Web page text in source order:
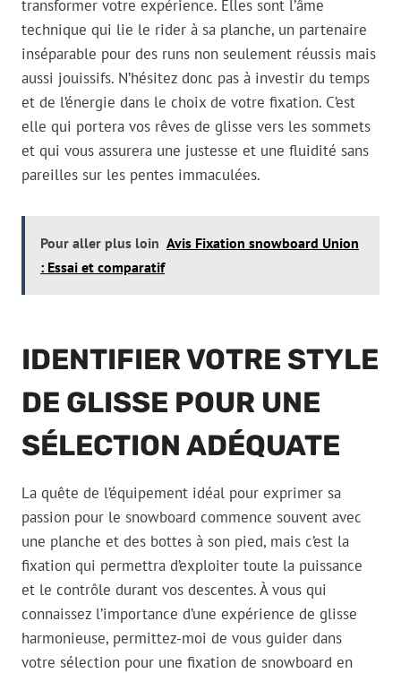
transformer votre expérience. Elles sont l’âme
technique qui lie le rider à sa planche, un partenaire
inséparable pour des runs non seulement réussis mais
aussi jouissifs. N’hésitez donc pas à investir du temps
et de l’énergie dans le choix de votre fixation. C’est
elle qui portera vos rêves de glisse vers les sommets
et qui vous assurera une justesse et une fluidité sans
pareilles sur les pentes immaculées.
Pour aller plus loin Avis Fixation snowboard Union
: Essai et comparatif
IDENTIFIER VOTRE STYLE
DE GLISSE POUR UNE
SÉLECTION ADÉQUATE
La quête de l’équipement idéal pour exprimer sa
passion pour le snowboard commence souvent avec
une planche et des bottes à son pied, mais c’est la
fixation qui permettra d’exploiter toute la puissance
et le contrôle durant vos descentes. À vous qui
connaissez l’importance d’une expérience de glisse
harmonieuse, permittez-moi de vous guider dans
votre sélection pour une fixation de snowboard en